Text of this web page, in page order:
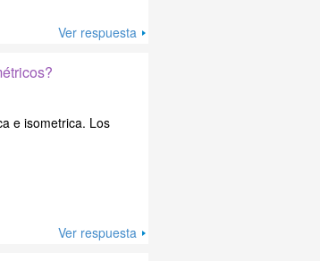
Ver respuesta
e isometrica. Los
Ver respuesta